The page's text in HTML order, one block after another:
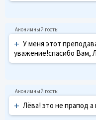
+ У меня этот
уважение!спасибо Вам,
+ Лёва! это не прапод а